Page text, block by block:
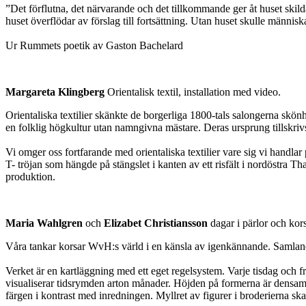
”Det förflutna, det närvarande och det tillkommande ger åt huset
huset överflödar av förslag till fortsättning. Utan huset skulle
Ur Rummets poetik av Gaston Bachelard
Margareta Klingberg Orientalisk textil, installation med video.
Orientaliska textilier skänkte de borgerliga 1800-tals salongerna
en folklig högkultur utan namngivna mästare. Deras ursprung
Vi omger oss fortfarande med orientaliska textilier vare sig vi
T- tröjan som hängde på stängslet i kanten av ett risfält i nordöstra
produktion.
Maria Wahlgren och Elizabet Christiansson dagar i pärlor och
Våra tankar korsar WvH:s värld i en känsla av igenkännande.
Verket är en kartläggning med ett eget regelsystem. Varje tisdag
visualiserar tidsrymden arton månader. Höjden på formerna är
färgen i kontrast med inredningen. Myllret av figurer i broderierna